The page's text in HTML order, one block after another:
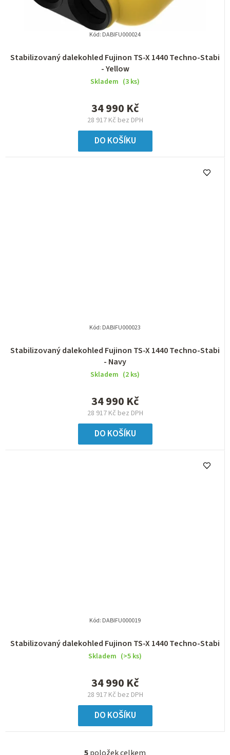
Stabilizovaný dalekohled Fujinon TS-X 1440 Techno-Stabi
- Yellow
Skladem (3 ks)
28 917 Kč bez DPH
34 990 Kč
DO KOŠÍKU
Kód: DABIFU000024
Stabilizovaný dalekohled Fujinon TS-X 1440 Techno-Stabi
- Navy
Skladem (2 ks)
28 917 Kč bez DPH
34 990 Kč
DO KOŠÍKU
Kód: DABIFU000023
Stabilizovaný dalekohled Fujinon TS-X 1440 Techno-Stabi
Skladem (>5 ks)
28 917 Kč bez DPH
34 990 Kč
DO KOŠÍKU
Kód: DABIFU000019